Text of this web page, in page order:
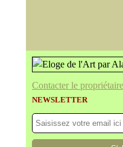
Contacter le
NEWSLETTER